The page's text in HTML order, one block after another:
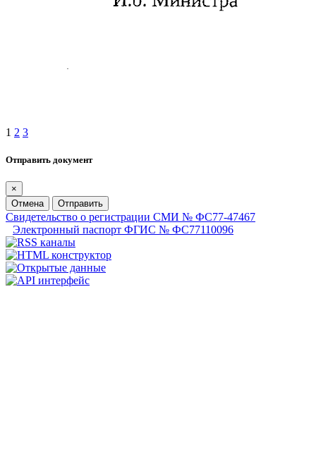
1 2 3
Отправить документ
×
Отмена
Отправить
Свидетельство о регистрации СМИ № ФС77-47467
Электронный паспорт ФГИС № ФС77110096